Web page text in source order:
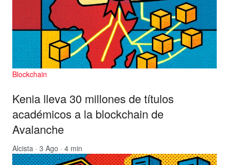
Blockchain
Kenia lleva 30 millones de títulos
académicos a la blockchain de
Avalanche
Alcista · 3 Ago · 4 min